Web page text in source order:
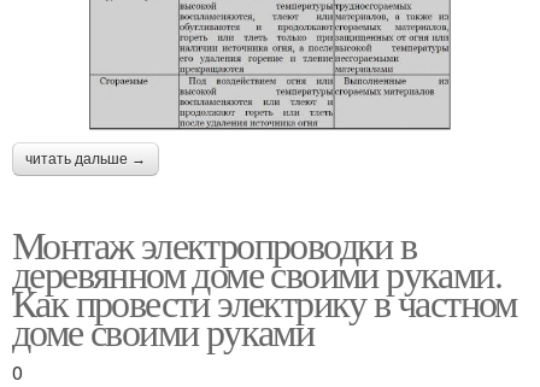
читать дальше →
Монтаж электропроводки в
деревянном доме своими руками.
Как провести электрику в частном
доме своими руками
0